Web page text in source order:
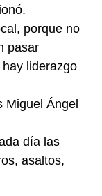
porque no
pasar
liderazgo
Ángel
día las
asaltos,